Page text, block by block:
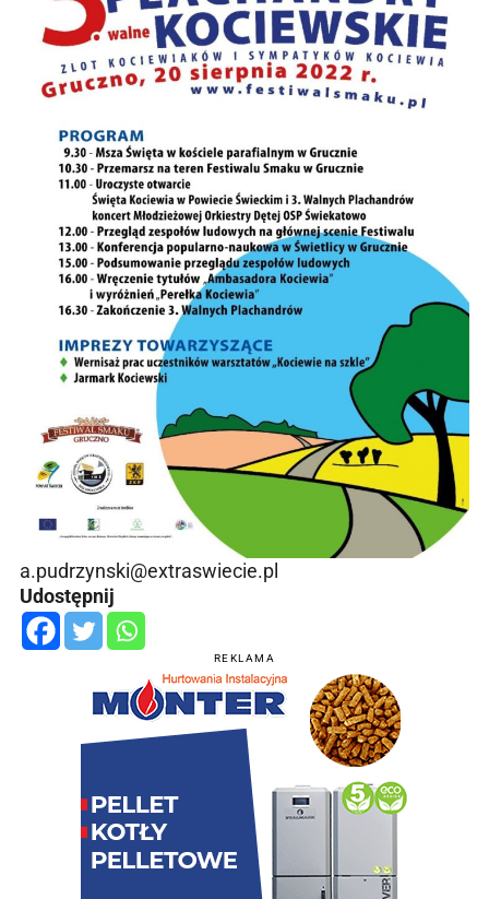
a.pudrzynski@extraswiecie.pl
Udostępnij
REKLAMA